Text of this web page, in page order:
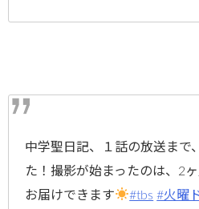
中学聖日記、１話の放送まで
た！撮影が始まったのは、2
お届けできます
#tbs #火曜